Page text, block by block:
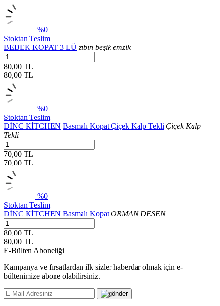
%0
Stoktan Teslim
BEBEK KOPAT 3 LÜ zıbın beşik emzik
80,00 TL
80,00 TL
%0
Stoktan Teslim
DİNC KİTCHEN Basmalı Kopat Çiçek Kalp Tekli Çiçek Kalp
Tekli
70,00 TL
70,00 TL
%0
Stoktan Teslim
DİNC KİTCHEN Basmalı Kopat ORMAN DESEN
80,00 TL
80,00 TL
E-Bülten Aboneliği
Kampanya ve fırsatlardan ilk sizler haberdar olmak için e-
bültenimize abone olabilirsiniz.